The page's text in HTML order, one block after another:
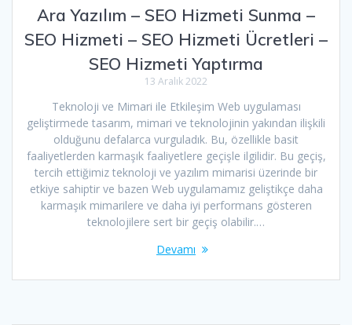
Ara Yazılım – SEO Hizmeti Sunma –
SEO Hizmeti – SEO Hizmeti Ücretleri –
SEO Hizmeti Yaptırma
13 Aralık 2022
Teknoloji ve Mimari ile Etkileşim Web uygulaması
geliştirmede tasarım, mimari ve teknolojinin yakından ilişkili
olduğunu defalarca vurguladık. Bu, özellikle basit
faaliyetlerden karmaşık faaliyetlere geçişle ilgilidir. Bu geçiş,
tercih ettiğimiz teknoloji ve yazılım mimarisi üzerinde bir
etkiye sahiptir ve bazen Web uygulamamız geliştikçe daha
karmaşık mimarilere ve daha iyi performans gösteren
teknolojilere sert bir geçiş olabilir.…
Devamı